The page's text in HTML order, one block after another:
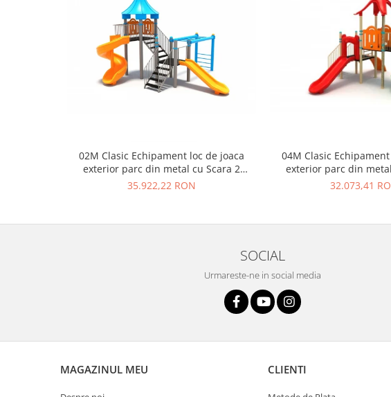
02M Clasic Echipament loc de joaca
exterior parc din metal cu Scara 2
Tobogane si Cataratoare
35.922,22 RON
04M Clasic
exterior parc din
Tobogane si
32.073,41
SOCIAL
Urmareste-ne in social media
MAGAZINUL MEU CLIENTI